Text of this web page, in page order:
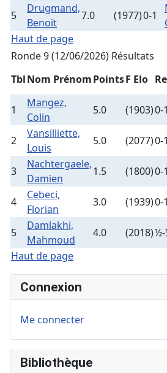
5
Drugmand,
Benoit
7.0 (1977)0-1
Haut de page
Ronde 9 (12/06/2026) Résultats
TblNom PrénomPointsF Elo
1
Mangez,
Colin
5.0 (1903)0-1
2
Vansilliette,
Louis
5.0 (2077)0-1
3
Nachtergaele,
Damien
1.5 (1800)0-1
4
Cebeci,
Florian
3.0 (1939)0-1
5
Damlakhi,
Mahmoud
4.0 (2018)
Haut de page
Connexion
Me connecter
Bibliothèque